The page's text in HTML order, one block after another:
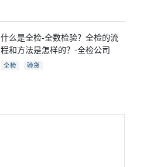
什么是全检-全数检验？全检的流
程和方法是怎样的？-全检公司
全检 验货